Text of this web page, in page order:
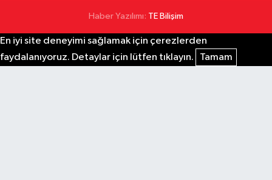
Haber Yazılımı: TE Bilişim
En iyi site deneyimi sağlamak için çerezlerden
faydalanıyoruz. Detaylar için lütfen tıklayın.
Tamam